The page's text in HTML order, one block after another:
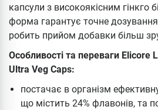
капсули з високоякісним гінкго
форма гарантує точне
робить прийом добавки більш
Особливості та переваги Elicore
Ultra Veg Caps:
постачає в організм
що містить 24% флавонів, та